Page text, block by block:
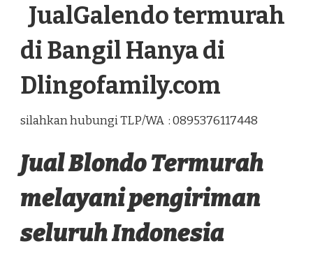
JualGalendo termurah
di Bangil Hanya di
Dlingofamily.com
silahkan hubungi TLP/WA : 0895376117448
Jual Blondo Termurah
melayani pengiriman
seluruh Indonesia